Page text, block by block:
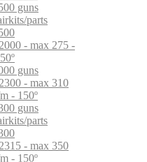
guns
parts
- max 275 -
guns
- max 310
- 150º
guns
parts
- max 350
- 150º